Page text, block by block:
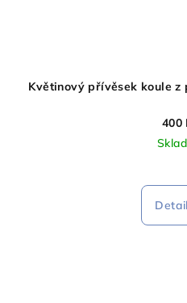
Květinový přívěsek koule
400
Detail